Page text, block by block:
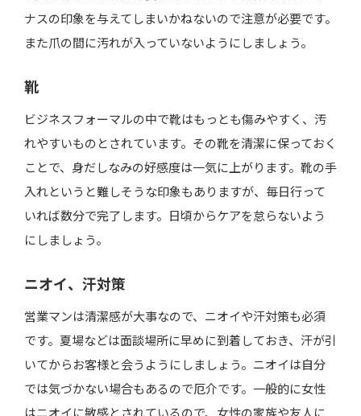
ナスの印象を与えてしまいかねないので注意が必要です。
また爪の間に汚れが入っていないようにしましょう。
靴
ビジネスフォーマルの中で靴はもっとも傷みやすく、汚
れやすいものとされています。その靴を清潔に保っておく
ことで、身だしなみの好感度は一気に上がります。靴の手
入れというと難しそうな印象もありますが、毎日行って
いれば数分で完了します。日頃からケアを怠らないよう
にしましょう。
ニオイ、汗対策
営業マンは清潔感が大事なので、ニオイや汗対策も必須
です。夏場などは面談場所に早めに到着しておき、汗が引
いてからお客様と会うようにしましょう。ニオイは自分
では気づかない場合もあるので厄介です。一般的に女性
はニオイに敏感とされているので、女性の家族や友人に